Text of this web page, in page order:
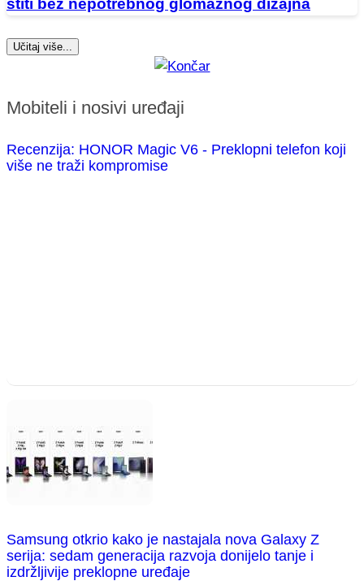
štiti bez nepotrebnog glomaznog dizajna
Učitaj više...
Mobiteli i nosivi uređaji
Recenzija: HONOR Magic V6 - Preklopni telefon koji
više ne traži kompromise
Samsung otkrio kako je nastajala nova Galaxy Z
serija: sedam generacija razvoja donijelo tanje i
izdržljivije preklopne uređaje